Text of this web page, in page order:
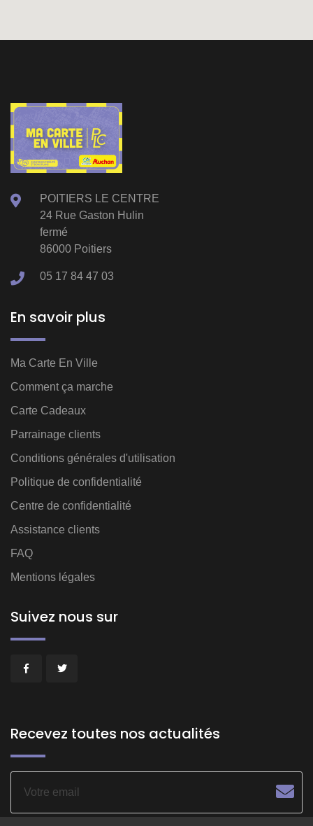
POITIERS LE CENTRE
24 Rue Gaston Hulin
fermé
86000 Poitiers
05 17 84 47 03
En savoir plus
Ma Carte En Ville
Comment ça marche
Carte Cadeaux
Parrainage clients
Conditions générales d'utilisation
Politique de confidentialité
Centre de confidentialité
Assistance clients
FAQ
Mentions légales
Suivez nous sur
Recevez toutes nos actualités